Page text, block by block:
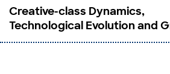
Creative-class Dynamics,
Technological Evolution and